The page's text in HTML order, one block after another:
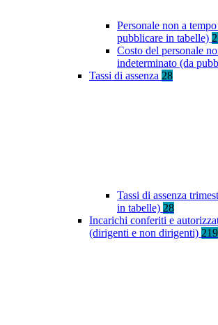
Personale non a
pubblicare in tabelle)
Costo del personale
indeterminato (da
Tassi di assenza 28
Tassi di assenza
in tabelle) 28
Incarichi conferiti e
(dirigenti e non dirigenti) 219